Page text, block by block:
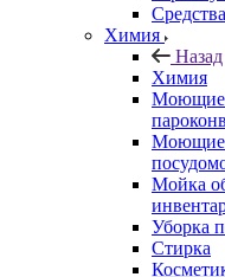
Химия
Назад
Химия
Моющие
Моющие
Мойка
Уборка
Стирка